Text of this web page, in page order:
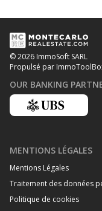
© 2026 ImmoSoft SARL
Propulsé par
OUR BANKING
MENTIONS LÉGALES
Mentions Légales
Traitement des données
Politique de cookies